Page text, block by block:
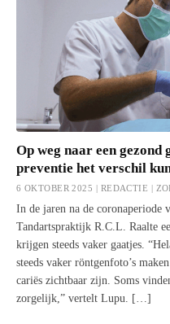
Op weg naar een gezond
preventie het verschil
6 OKTOBER 2025 | REDACTIE |
In de jaren na de coronaperiode
Tandartspraktijk R.C.L. Raalte
krijgen steeds vaker gaatjes.
steeds vaker röntgenfoto’s
cariës zichtbaar zijn. Soms
zorgelijk,” vertelt Lupu. […]